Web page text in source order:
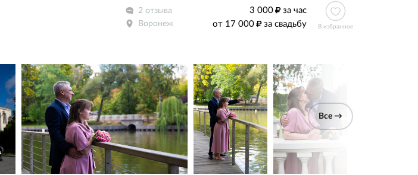
2 отзыва
Воронеж
3 000
за час
от 17 000
за свадьбу В избранное
Все →